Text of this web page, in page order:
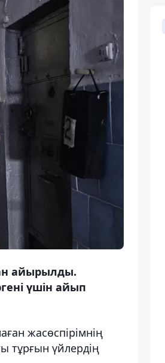
айырылды.
үшін айып
жасөспірімнің
тұрғын үйлердің